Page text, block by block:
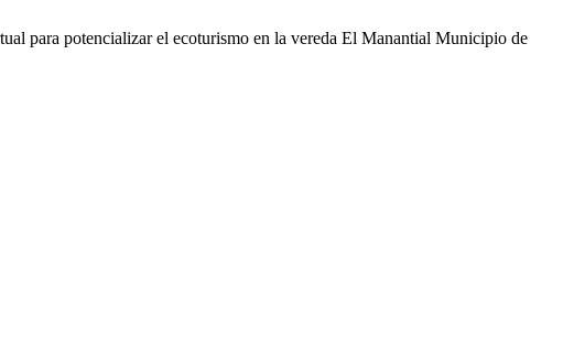
para potencializar el ecoturismo en la vereda El Manantial Municipio de